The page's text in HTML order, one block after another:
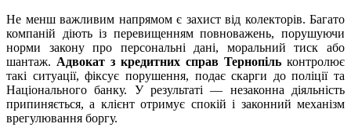
Не менш важливим напрямом є захист від колекторів. Багато
компаній діють із перевищенням повноважень, порушуючи
норми закону про персональні дані, моральний тиск або
шантаж. Адвокат з кредитних справ Тернопіль контролює
такі ситуації, фіксує порушення, подає скарги до поліції та
Національного банку. У результаті — незаконна діяльність
припиняється, а клієнт отримує спокій і законний механізм
врегулювання боргу.